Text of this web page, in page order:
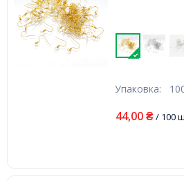
Упаковка:
44,00 ₴/ 100